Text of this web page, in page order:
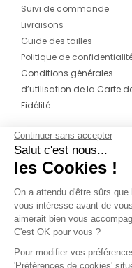
Suivi de commande
Livraisons
Guide des tailles
Politique de
Conditions générales
d’utilisation de la Carte
Fidélité
CONTACT
04 42 20 78 42
Du lundi au jeudi de 8h30 à
vendredi de 8h30 à 15h30
Continuer sans accepter
Salut c'est nous...
les Cookies !
On a attendu d'être sûrs
vous intéresse avant de
aimerait bien vous
C'est OK pour vous ?
Pour modifier vos
'Préférences de cookies'